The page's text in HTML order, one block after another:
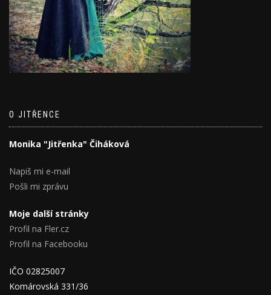
O JITŘENCE
Monika "Jitřenka" Čiháková
Napiš mi e-mail
Pošli mi zprávu
Moje další stránky
Profil na Fler.cz
Profil na Facebooku
IČO 02825007
Komárovská 331/36